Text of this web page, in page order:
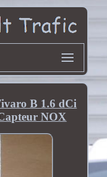
B 1.6 dCi
NOX